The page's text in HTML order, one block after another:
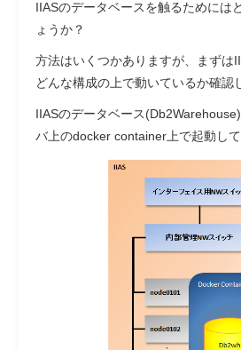
IIASのデータベースを触るためには
ょうか？
方法はいくつかありますが、まずは
どんな構成の上で動いているか確認
IIASのデータベース
バ上のdocker container上で起動して